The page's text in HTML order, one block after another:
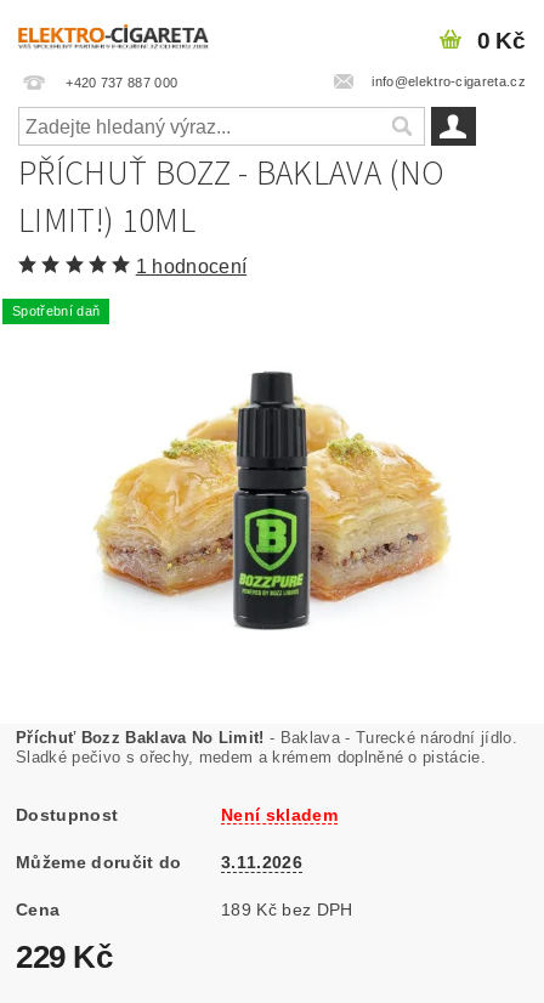
+420 737 887 000 info@elektro-cigareta.cz
0 Kč
PŘÍCHUŤ BOZZ - BAKLAVA (NO
LIMIT!) 10ML
1 hodnocení
Spotřební daň
Příchuť Bozz Baklava No Limit! - Baklava - Turecké národní jídlo.
Sladké pečivo s ořechy, medem a krémem doplněné o pistácie.
Dostupnost Není skladem
Můžeme doručit do 3.11.2026
Cena 189 Kč bez DPH
229 Kč